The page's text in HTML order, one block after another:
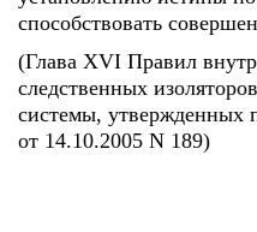
способствовать
(Глава XVI Правил
следственных
системы, утвержденных
от 14.10.2005 N 189)